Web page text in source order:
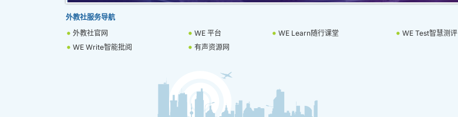
外教社服务导航
外教社官网
WE 平台 WE Learn随行课堂
WE Test智慧测评
WE Write智能批阅
有声资源网